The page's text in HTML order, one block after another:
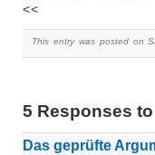
<<
This entry was posted on
5 Responses
Das geprüfte